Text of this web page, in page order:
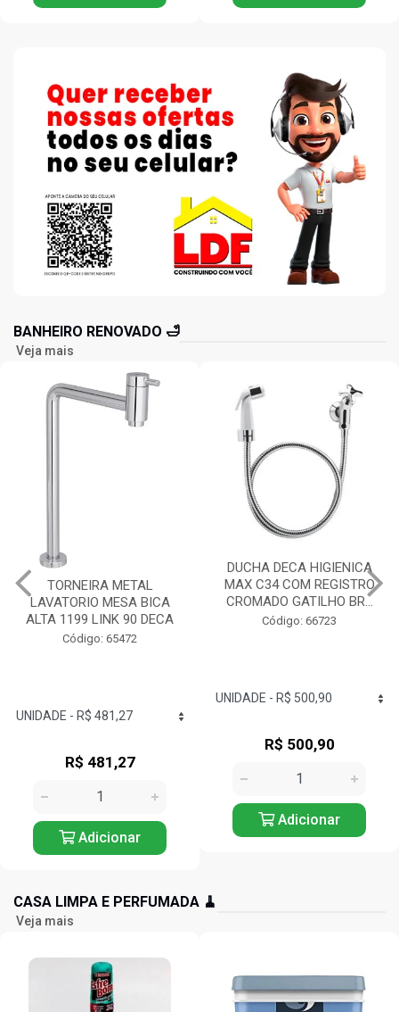
BANHEIRO RENOVADO 🛁
Veja mais
DUCHA DECA HIGIENICA
MAX C34 COM REGISTRO
CROMADO GATILHO BR...
Código: 66723
Adicionar
DUCHA DECA HIGIENICA
LINK COM DERIVAÇÃO
COM REGISTRO
CROMADO...
R$ 442,53
Adicionar
CASA LIMPA E PERFUMADA 🧹
Veja mais